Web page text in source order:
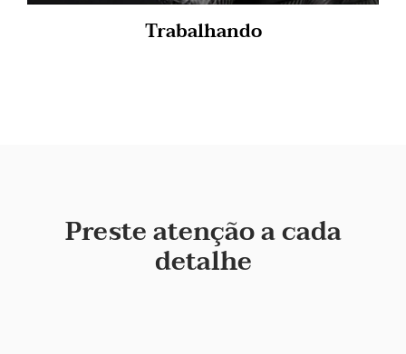
Trabalhando
Preste atenção a cada
detalhe